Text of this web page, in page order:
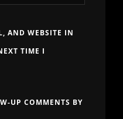
AND WEBSITE IN
TIME I
UP COMMENTS BY